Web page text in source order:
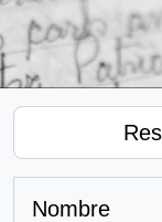
Nombre